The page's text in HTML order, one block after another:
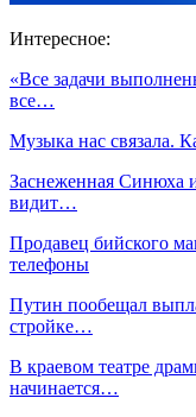
Интересное:
«Все задачи
все…
Музыка нас связала.
Заснеженная Синюха
видит…
Продавец бийского
телефоны
Путин пообещал
стройке…
В краевом театре
начинается…